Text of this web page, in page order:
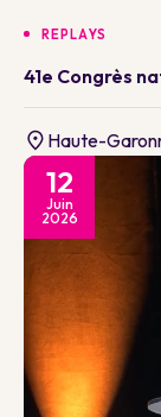
REPLAYS
41e Congrès
Haute-
12
Juin
2026